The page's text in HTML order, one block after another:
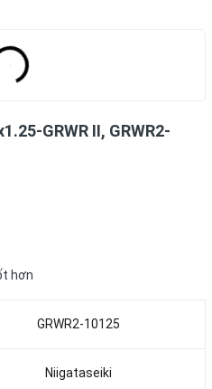
GRWR II, GRWR2-
hơn
GRWR2-10125
Niigataseiki